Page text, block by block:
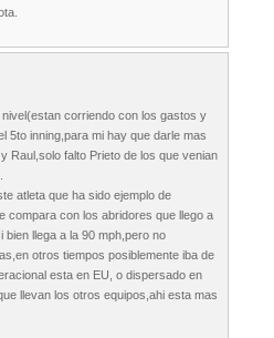
corriendo con los gastos y
5to inning,para mi hay que darle mas
Raul,solo falto Prieto de los que venian
atleta que ha sido ejemplo de
compara con los abridores que llego a
llega a la 90 mph,pero no
otros tiempos posiblemente iba de
esta en EU, o dispersado en
llevan los otros equipos,ahi esta mas